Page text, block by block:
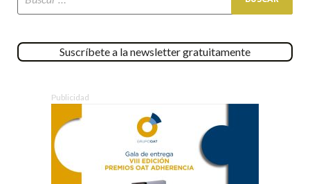
Suscríbete a la newsletter gratuitamente
Publicidad